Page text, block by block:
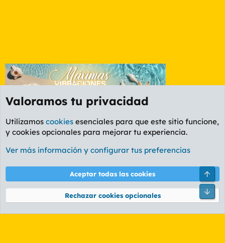
Foro General
Cookies
PL OLDSTYLE AMARILLO
Términos y reglas Política de privacidad Ayuda
Community platform by XenForo® © 2010-2026 XenForo Ltd.
Valoramos tu privacidad
Utilizamos cookies esenciales para que este sitio funcione,
y cookies opcionales para mejorar tu experiencia.
Ver más información y configurar tus preferencias
Aceptar todas las cookies
Rechazar cookies opcionales
Pie